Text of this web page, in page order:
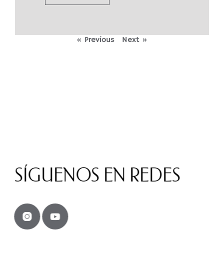
« Previous Next »
SÍGUENOS EN REDES